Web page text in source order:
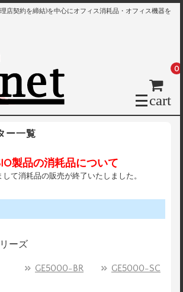
店契約を締結)を中心にオフィス消耗品・オフィス機器を
cart
0
ー一覧
製品の消耗品について
て消耗品の販売が終了いたしました。
ーズ
GE5000-BR GE5000-SC